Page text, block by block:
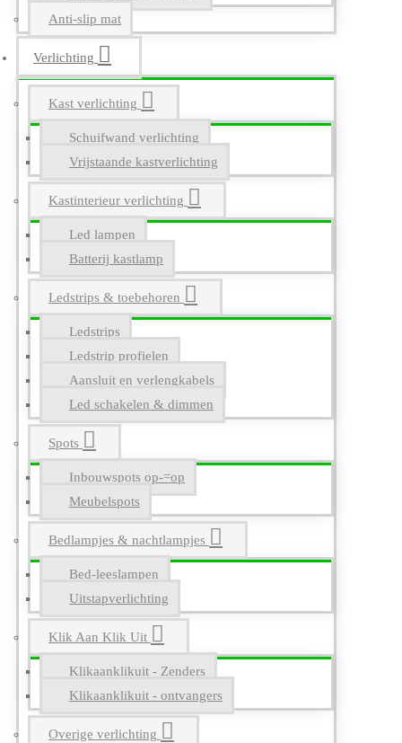
Anti-slip mat
Verlichting
Kast verlichting
Schuifwand verlichting
Vrijstaande kastverlichting
Kastinterieur verlichting
Led lampen
Batterij kastlamp
Ledstrips & toebehoren
Ledstrips
Ledstrip profielen
Aansluit en verlengkabels
Led schakelen & dimmen
Spots
Inbouwspots op-=op
Meubelspots
Bedlampjes & nachtlampjes
Bed-leeslampen
Uitstapverlichting
Klik Aan Klik Uit
Klikaanklikuit - Zenders
Klikaanklikuit - ontvangers
Overige verlichting